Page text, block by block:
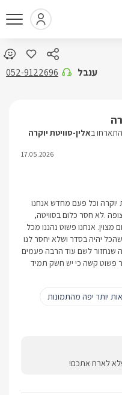
ענבל 052-9122696
באלין-סוויטת יוקרה
17.05.2026
יוקרה וכל פעם מחדש אנחנו
.לא חסר כלום בסוויטה,
מצוין. אנחנו פשוט נהננו מכל
יהיה בסדר ושלא יחסר לנו
שנחזור לשם עוד הרבה פעמים
פשוט קשה כי יש חשק תמיד
יותר יפה מהתמונות
לארח אתכם!